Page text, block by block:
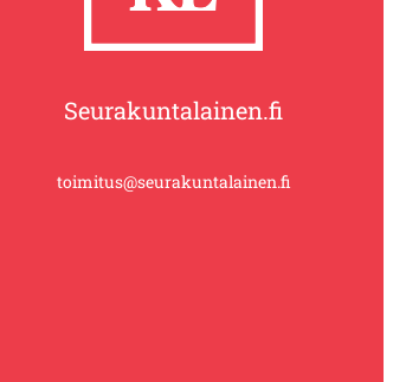
Seurakuntalainen.fi
toimitus@seurakuntalainen.fi